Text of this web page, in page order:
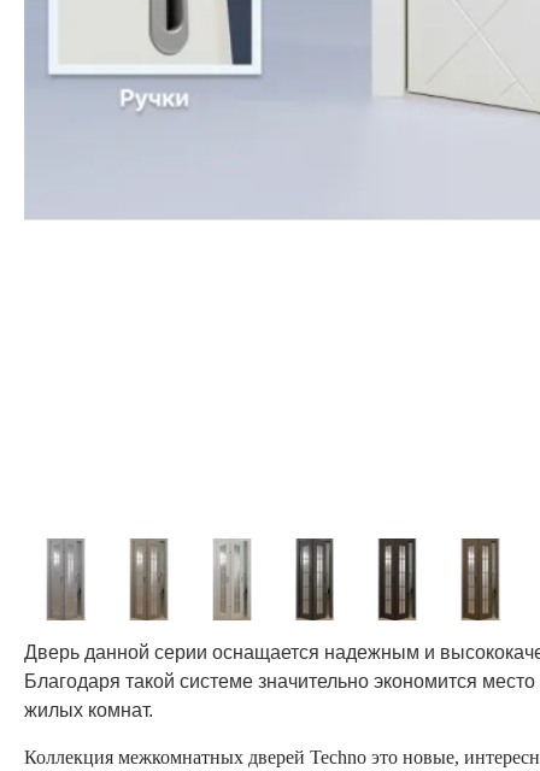
Дверь данной серии оснащается надежным и
Благодаря такой системе значительно экономится
жилых комнат.
Коллекция межкомнатных дверей Techno это новые,